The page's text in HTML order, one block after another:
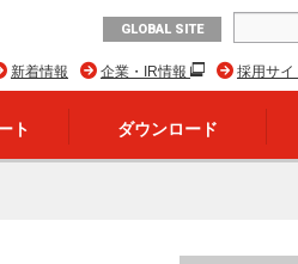
GLOBAL SITE
採用サイ
企業・IR情報
新着情報
ト ダウンロード